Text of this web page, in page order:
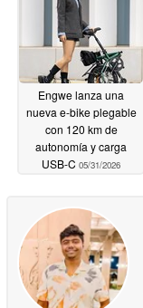
Engwe lanza una
nueva e-bike plegable
con 120 km de
autonomía y carga
USB-C 05/31/2026